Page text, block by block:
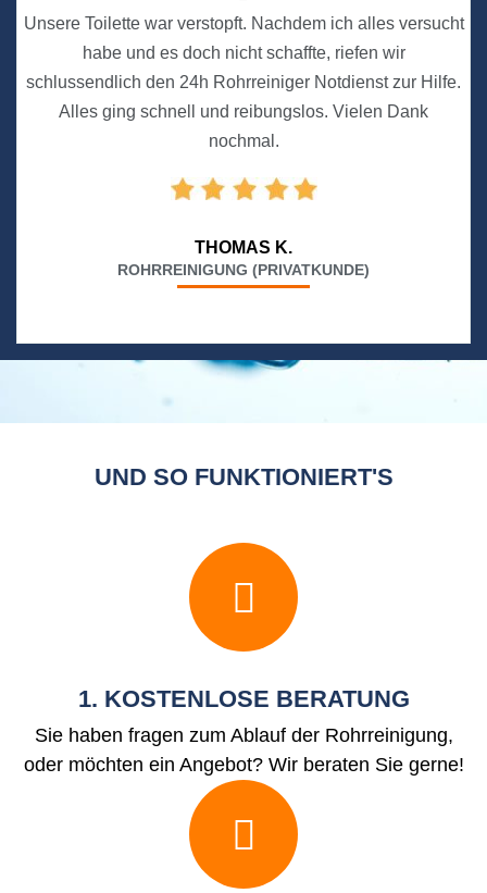
Unsere Toilette war verstopft. Nachdem ich alles versucht
habe und es doch nicht schaffte, riefen wir
schlussendlich den 24h Rohrreiniger Notdienst zur Hilfe.
Alles ging schnell und reibungslos. Vielen Dank
nochmal.
THOMAS K.
ROHRREINIGUNG (PRIVATKUNDE)
UND SO FUNKTIONIERT'S
1. KOSTENLOSE BERATUNG
Sie haben fragen zum Ablauf der Rohrreinigung,
oder möchten ein Angebot? Wir beraten Sie gerne!